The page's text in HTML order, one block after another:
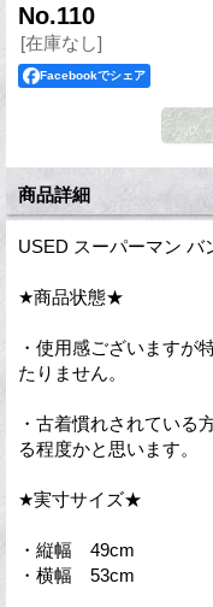
No.110
[在庫なし]
Facebookでシェア
商品詳細
USED スーパーマン バ
★商品状態★
・使用感ございますが
たりません。
・古着慣れされている
る程度かと思います。
★実寸サイズ★
・縦幅 49cm
・横幅 53cm